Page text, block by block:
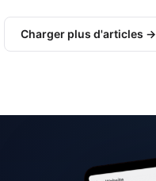
Charger plus d'articles →